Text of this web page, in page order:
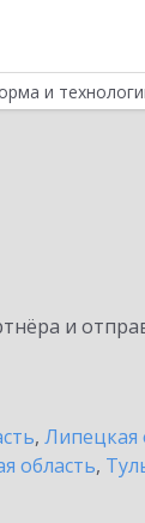
и
и
, Липецкая
область,